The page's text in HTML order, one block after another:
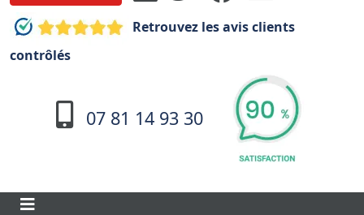
Retrouvez les avis clients
contrôlés
07 81 14 93 30